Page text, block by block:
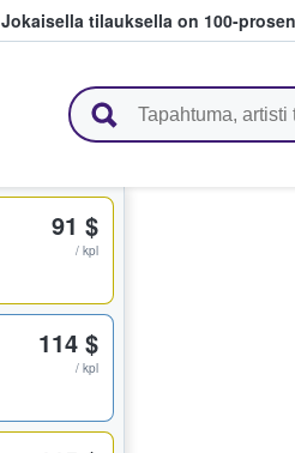
Jokaisella tilauksella on 100-
91 $
/ kpl
114 $
/ kpl